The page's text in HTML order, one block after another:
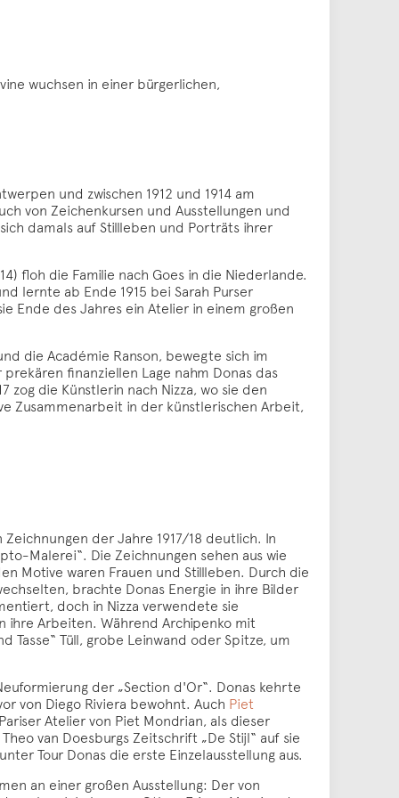
wuchsen in einer bürgerlichen,
und zwischen 1912 und 1914 am
von Zeichenkursen und Ausstellungen und
damals auf Stillleben und Porträts ihrer
floh die Familie nach Goes in die Niederlande.
lernte ab Ende 1915 bei Sarah Purser
Ende des Jahres ein Atelier in einem großen
die Académie Ranson, bewegte sich im
finanziellen Lage nahm Donas das
die Künstlerin nach Nizza, wo sie den
Zusammenarbeit in der künstlerischen Arbeit,
der Jahre 1917/18 deutlich. In
Malerei“. Die Zeichnungen sehen aus wie
Motive waren Frauen und Stillleben. Durch die
brachte Donas Energie in ihre Bilder
doch in Nizza verwendete sie
ihre Arbeiten. Während Archipenko mit
Tüll, grobe Leinwand oder Spitze, um
der „Section d'Or“. Donas kehrte
von Diego Riviera bewohnt. Auch Piet
Atelier von Piet Mondrian, als dieser
van Doesburgs Zeitschrift „De Stijl“ auf sie
Tour Donas die erste Einzelausstellung aus.
an einer großen Ausstellung: Der von